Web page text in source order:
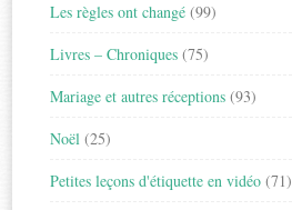
Les règles ont changé (99)
Livres – Chroniques (75)
Mariage et autres réceptions (93)
Noël (25)
Petites leçons d'étiquette en vidéo (71)